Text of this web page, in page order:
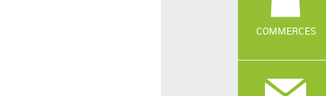
COMMERCES